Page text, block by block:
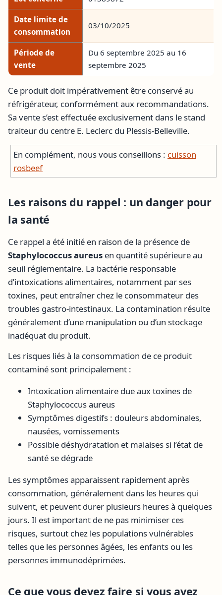
Date limite de
consommation
03/10/2025
Période de
vente
Du 6 septembre 2025 au 16
septembre 2025
Ce produit doit impérativement être conservé au
réfrigérateur, conformément aux recommandations.
Sa vente s’est effectuée exclusivement dans le stand
traiteur du centre E. Leclerc du Plessis-Belleville.
En complément, nous vous conseillons : cuisson
rosbeef
Les raisons du rappel : un danger pour
la santé
Ce rappel a été initié en raison de la présence de
Staphylococcus aureus en quantité supérieure au
seuil réglementaire. La bactérie responsable
d’intoxications alimentaires, notamment par ses
toxines, peut entraîner chez le consommateur des
troubles gastro-intestinaux. La contamination résulte
généralement d’une manipulation ou d’un stockage
inadéquat du produit.
Les risques liés à la consommation de ce produit
contaminé sont principalement :
Intoxication alimentaire due aux toxines de
Staphylococcus aureus
Symptômes digestifs : douleurs abdominales,
nausées, vomissements
Possible déshydratation et malaises si l’état de
santé se dégrade
Les symptômes apparaissent rapidement après
consommation, généralement dans les heures qui
suivent, et peuvent durer plusieurs heures à quelques
jours. Il est important de ne pas minimiser ces
risques, surtout chez les populations vulnérables
telles que les personnes âgées, les enfants ou les
personnes immunodéprimées.
Ce que vous devez faire si vous avez